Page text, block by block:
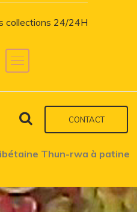
collections 24/24H
CONTACT
Thun-rwa à patine